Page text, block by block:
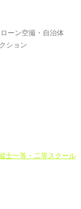
ーン空撮・自治体
ション
士一等・二等スクール